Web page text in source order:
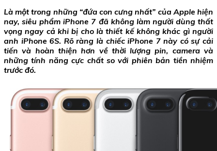
Là một trong những “đứa con cưng nhất” của Apple hiện
nay, siêu phẩm iPhone 7 đã không làm người dùng thất
vọng ngay cả khi bị cho là thiết kế không khác gì người
anh iPhone 6S. Rõ ràng là chiếc iPhone 7 này có sự cải
tiến và hoàn thiện hơn về thời lượng pin, camera và
những tính năng cực chất so với phiên bản tiền nhiệm
trước đó.